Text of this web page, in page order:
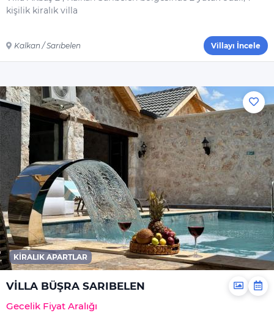
kişilik kiralık villa
Kalkan / Sarıbelen Villayı İncele
KIRALIK APARTLAR
VİLLA BÜŞRA SARIBELEN
Gecelik Fiyat Aralığı